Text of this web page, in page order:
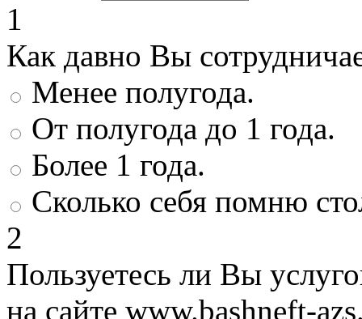
1
Как давно Вы
Менее полугода.
От полугода до 1 года.
Более 1 года.
Сколько себя помню
2
Пользуетесь ли Вы
на сайте www.bashneft-